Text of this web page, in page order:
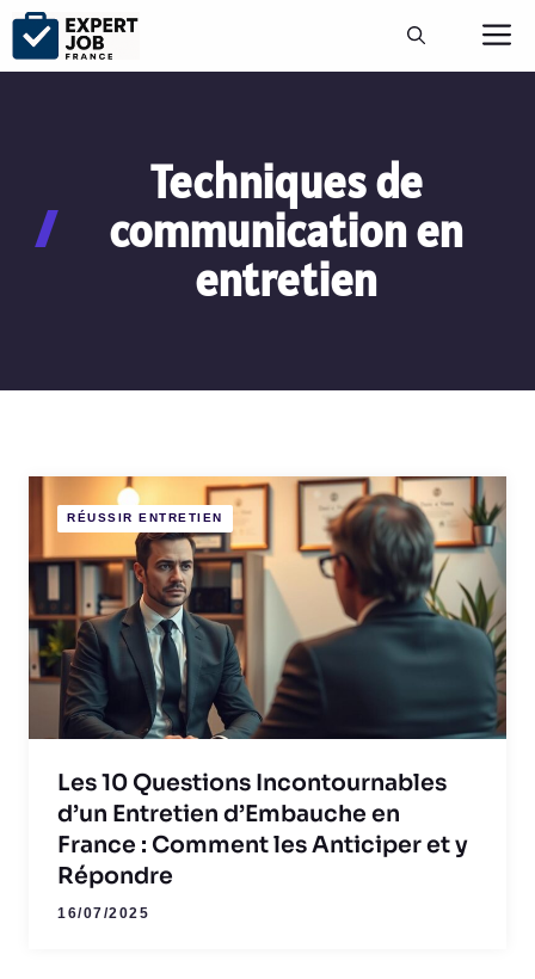
Aller
contenu
Techniques de
communication en
entretien
RÉUSSIR ENTRETIEN
Les 10 Questions Incontournables
d’un Entretien d’Embauche en
France : Comment les Anticiper et y
Répondre
16/07/2025